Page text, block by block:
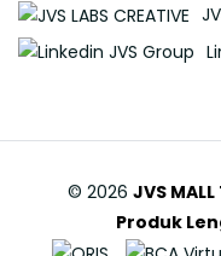
© 2026 JVS
Produk